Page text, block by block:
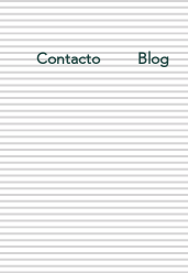
Contacto Blog